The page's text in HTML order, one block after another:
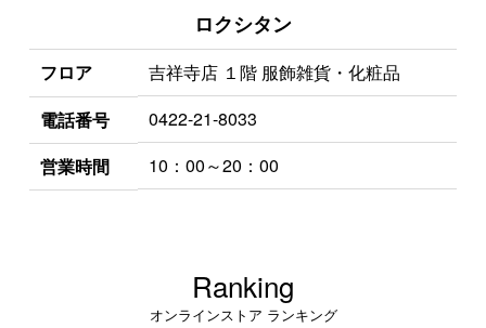
ロクシタン
フロア
吉祥寺店 １階 服飾雑貨・化粧品
電話番号
0422-21-8033
営業時間
10：00～20：00
Ranking
オンラインストア ランキング